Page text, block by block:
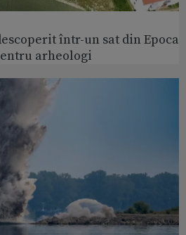
într-un sat din Epoca
arheologi